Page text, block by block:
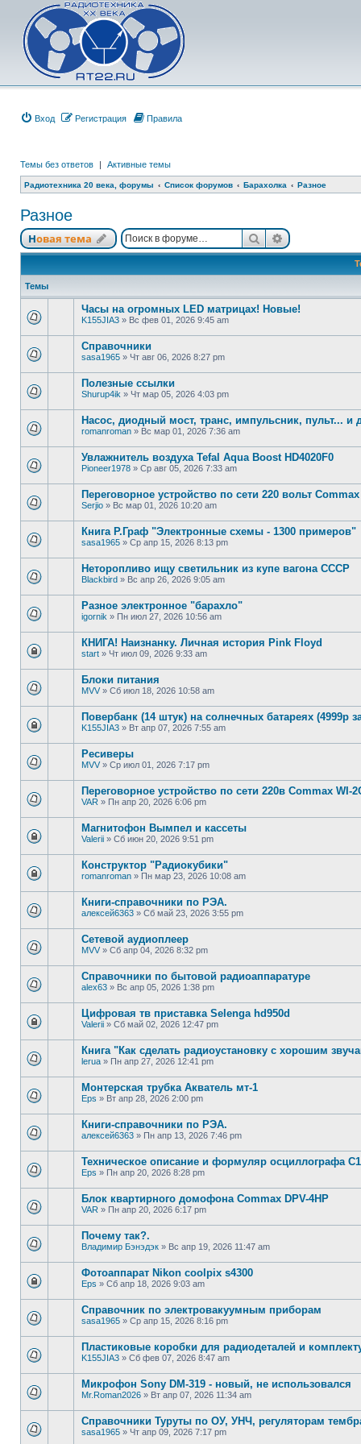
Вход Регистрация Правила
Темы без ответов | Активные темы
Радиотехника 20 века, форумы Список форумов Барахолка Разное
Разное
Новая тема ПоискРасширенный
Темы
Часы на огромных LED матрицах! Новые!
K155JIA3 » Вс фев 01, 2026 9:45 am
Справочники
sasa1965 » Чт авг 06, 2026 8:27 pm
Полезные ссылки
Shurup4ik » Чт мар 05, 2026 4:03 pm
Насос, диодный мост, транс, импульсник, пульт... и
romanroman » Вс мар 01, 2026 7:36 am
Увлажнитель воздуха Tefal Aqua Boost HD4020F0
Pioneer1978 » Ср авг 05, 2026 7:33 am
Переговорное устройство по сети 220 вольт Commax
Serjio » Вс мар 01, 2026 10:20 am
Книга Р.Граф "Электронные схемы - 1300 примеров"
sasa1965 » Ср апр 15, 2026 8:13 pm
Неторопливо ищу светильник из купе вагона СССР
Blackbird » Вс апр 26, 2026 9:05 am
Разное электронное "барахло"
igornik » Пн июл 27, 2026 10:56 am
КНИГА! Наизнанку. Личная история Pink Floyd
start » Чт июл 09, 2026 9:33 am
Блоки питания
MVV» Сб июл 18, 2026 10:58 am
Повербанк (14 штук) на солнечных батареях (4999р
K155JIA3 » Вт апр 07, 2026 7:55 am
Ресиверы
MVV» Ср июл 01, 2026 7:17 pm
Переговорное устройство по сети 220в Commax WI-
VAR » Пн апр 20, 2026 6:06 pm
Магнитофон Вымпел и кассеты
Valerii » Сб июн 20, 2026 9:51 pm
Конструктор "Радиокубики"
romanroman » Пн мар 23, 2026 10:08 am
Книги-справочники по РЭА.
алексей6363 » Сб май 23, 2026 3:55 pm
Сетевой аудиоплеер
MVV» Сб апр 04, 2026 8:32 pm
Справочники по бытовой радиоаппаратуре
alex63 » Вс апр 05, 2026 1:38 pm
Цифровая тв приставка Selenga hd950d
Valerii » Сб май 02, 2026 12:47 pm
Книга "Как сделать радиоустановку с хорошим
lerua » Пн апр 27, 2026 12:41 pm
Монтерская трубка Акватель мт-1
Eps » Вт апр 28, 2026 2:00 pm
Книги-справочники по РЭА.
алексей6363 » Пн апр 13, 2026 7:46 pm
Техническое описание и формуляр осциллографа
Eps » Пн апр 20, 2026 8:28 pm
Блок квартирного домофона Commax DPV-4HP
VAR » Пн апр 20, 2026 6:17 pm
Почему так?.
Владимир Бэнэдэк » Вс апр 19, 2026 11:47 am
Фотоаппарат Nikon coolpix s4300
Eps » Сб апр 18, 2026 9:03 am
Справочник по электровакуумным приборам
sasa1965 » Ср апр 15, 2026 8:16 pm
Пластиковые коробки для радиодеталей и
K155JIA3 » Сб фев 07, 2026 8:47 am
Микрофон Sony DM-319 - новый, не использовался
Mr.Roman2026 » Вт апр 07, 2026 11:34 am
Справочники Туруты по ОУ, УНЧ, регуляторам
sasa1965 » Чт апр 09, 2026 7:17 pm